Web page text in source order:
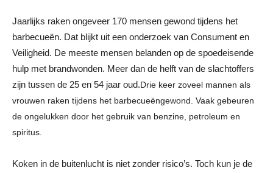
Jaarlijks raken ongeveer 170 mensen gewond tijdens het
barbecueën. Dat blijkt uit een onderzoek van Consument en
Veiligheid. De meeste mensen belanden op de spoedeisende
hulp met brandwonden. Meer dan de helft van de slachtoffers
zijn tussen de 25 en 54 jaar oud.Drie keer zoveel mannen als
vrouwen raken tijdens het barbecueëngewond. Vaak gebeuren
de ongelukken door het gebruik van benzine, petroleum en
spiritus.
Koken in de buitenlucht is niet zonder risico’s. Toch kun je de